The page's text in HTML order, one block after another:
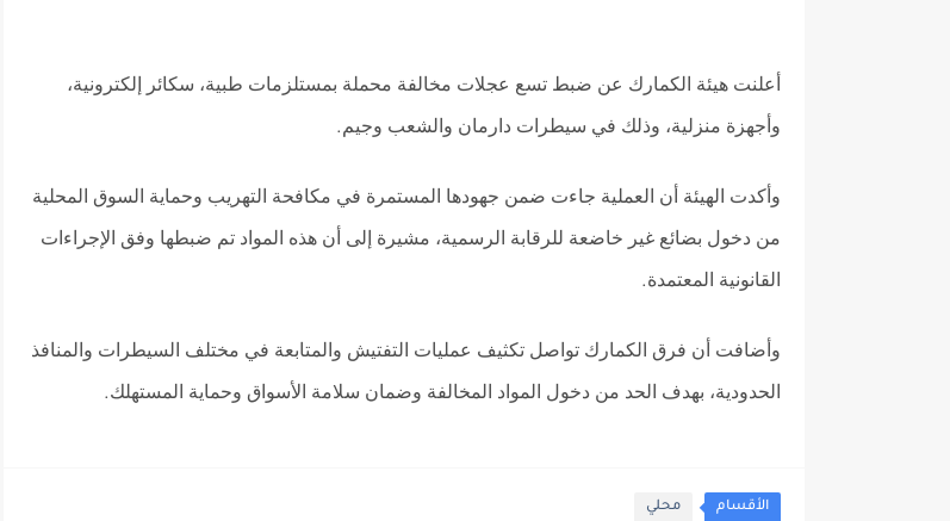
أعلنت هيئة الكمارك عن ضبط تسع عجلات مخالفة محملة بمستلزمات طبية، سكائر إلكترونية،
وأجهزة منزلية، وذلك في سيطرات دارمان والشعب وجيم .
وأكدت الهيئة أن العملية جاءت ضمن جهودها المستمرة في مكافحة التهريب وحماية السوق المحلية
من دخول بضائع غير خاضعة للرقابة الرسمية، مشيرة إلى أن هذه المواد تم ضبطها وفق الإجراءات
القانونية المعتمدة.
وأضافت أن فرق الكمارك تواصل تكثيف عمليات التفتيش والمتابعة في مختلف السيطرات والمنافذ
الحدودية، بهدف الحد من دخول المواد المخالفة وضمان سلامة الأسواق وحماية المستهلك.
الأقسام محلي